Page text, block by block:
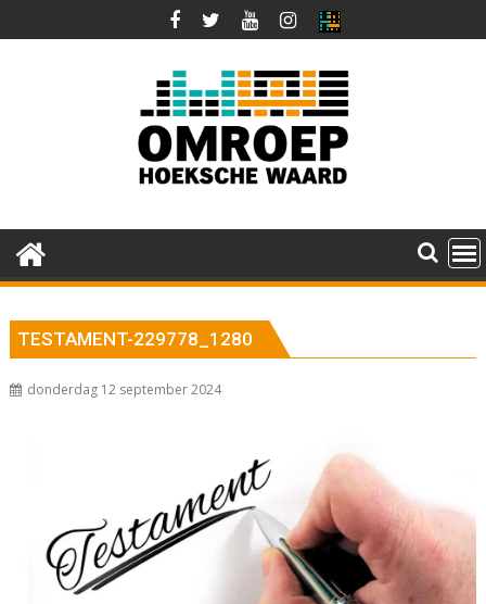
naar
TESTAMENT-229778_1280
donderdag 12 september 2024